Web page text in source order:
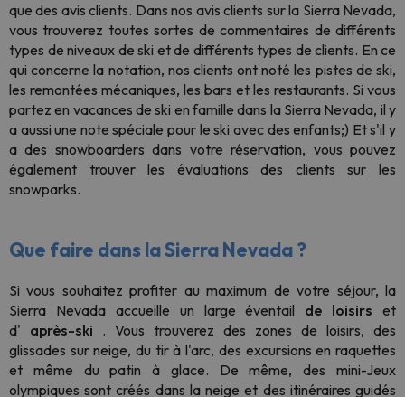
que des avis clients. Dans nos avis clients sur la Sierra Nevada,
vous trouverez toutes sortes de commentaires de différents
types de niveaux de ski et de différents types de clients. En ce
qui concerne la notation, nos clients ont noté les pistes de ski,
les remontées mécaniques, les bars et les restaurants. Si vous
partez en vacances de ski en famille dans la Sierra Nevada, il y
a aussi une note spéciale pour le ski avec des enfants;) Et s'il y
a des snowboarders dans votre réservation, vous pouvez
également trouver les évaluations des clients sur les
snowparks.
Que faire dans la Sierra Nevada ?
Si vous souhaitez profiter au maximum de votre séjour, la
Sierra Nevada accueille un large éventail de loisirs et
d' après-ski . Vous trouverez des zones de loisirs, des
glissades sur neige, du tir à l'arc, des excursions en raquettes
et même du patin à glace. De même, des mini-Jeux
olympiques sont créés dans la neige et des itinéraires guidés